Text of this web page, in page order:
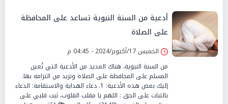
أدعية من السنة النبوية تساعد على المحافظة
على الصلاة
الخميس 17/أكتوبر/2024 - 04:45 م
من السنة النبوية، هناك العديد من الأدعية التي تُعين
المسلم على المحافظة على الصلاة وتزيد من التزامه بها.
إليك بعض هذه الأدعية: 1. دعاء الهداية والاستقامة: الدعاء
بالثبات على الحق : اللهم يا مقلب القلوب، ثبت قلبي على